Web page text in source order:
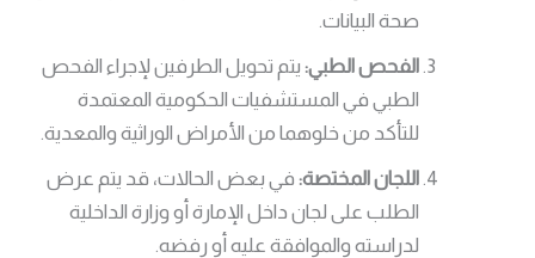
صحة البيانات.
الفحص الطبي: يتم تحويل الطرفين لإجراء الفحص
الطبي في المستشفيات الحكومية المعتمدة
للتأكد من خلوهما من الأمراض الوراثية والمعدية.
اللجان المختصة: في بعض الحالات، قد يتم عرض
الطلب على لجان داخل الإمارة أو وزارة الداخلية
لدراسته والموافقة عليه أو رفضه.